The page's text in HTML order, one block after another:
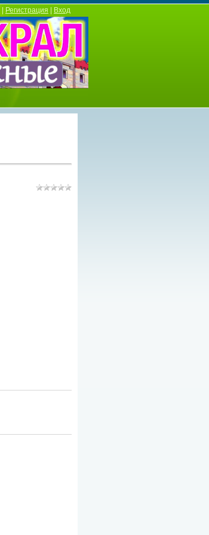
Регистрация Вход